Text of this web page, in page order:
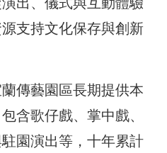
支持文化保存與創新
傳藝園區長期提供本
含歌仔戲、掌中戲、
園演出等，十年累計